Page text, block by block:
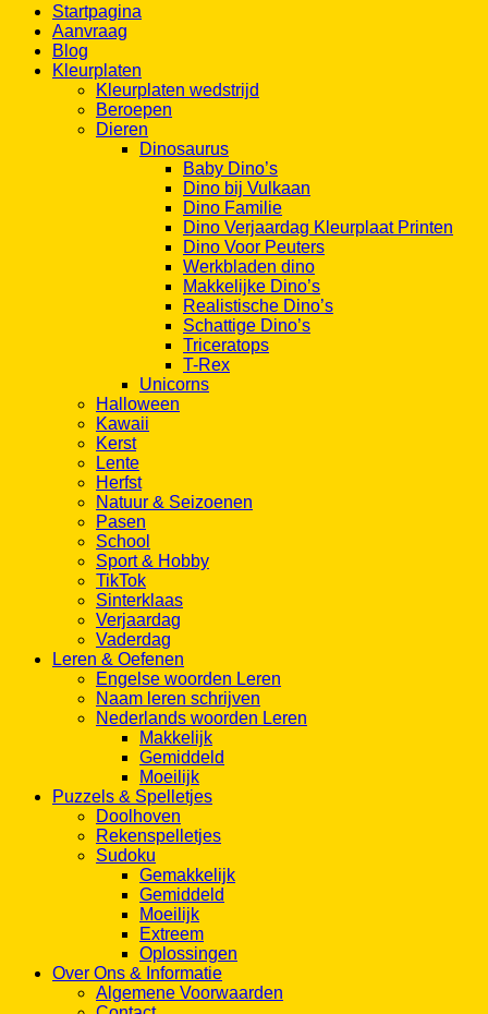
Startpagina
Aanvraag
Blog
Kleurplaten
Kleurplaten wedstrijd
Beroepen
Dieren
Dinosaurus
Baby Dino’s
Dino bij Vulkaan
Dino Familie
Dino Verjaardag Kleurplaat Printen
Dino Voor Peuters
Werkbladen dino
Makkelijke Dino’s
Realistische Dino’s
Schattige Dino’s
Triceratops
T-Rex
Unicorns
Halloween
Kawaii
Kerst
Lente
Herfst
Natuur & Seizoenen
Pasen
School
Sport & Hobby
TikTok
Sinterklaas
Verjaardag
Vaderdag
Leren & Oefenen
Engelse woorden Leren
Naam leren schrijven
Nederlands woorden Leren
Makkelijk
Gemiddeld
Moeilijk
Puzzels & Spelletjes
Doolhoven
Rekenspelletjes
Sudoku
Gemakkelijk
Gemiddeld
Moeilijk
Extreem
Oplossingen
Over Ons & Informatie
Algemene Voorwaarden